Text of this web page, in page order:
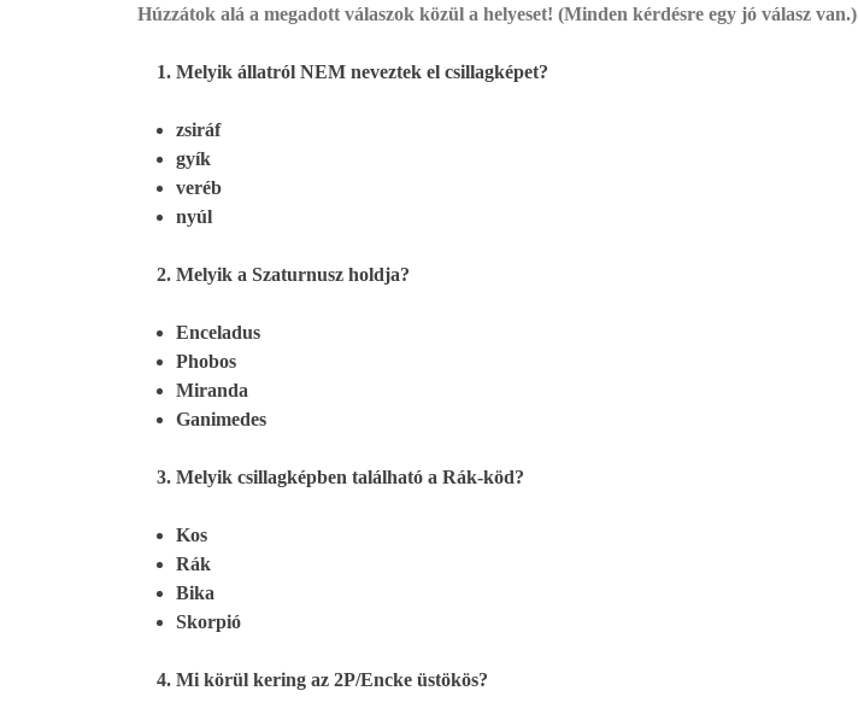
Húzzátok alá a megadott válaszok közül a helyeset! (Minden kérdésre egy jó válasz van.)
Melyik állatról NEM neveztek el csillagképet?
zsiráf
gyík
veréb
nyúl
Melyik a Szaturnusz holdja?
Enceladus
Phobos
Miranda
Ganimedes
Melyik csillagképben található a Rák-köd?
Kos
Rák
Bika
Skorpió
Mi körül kering az 2P/Encke üstökös?